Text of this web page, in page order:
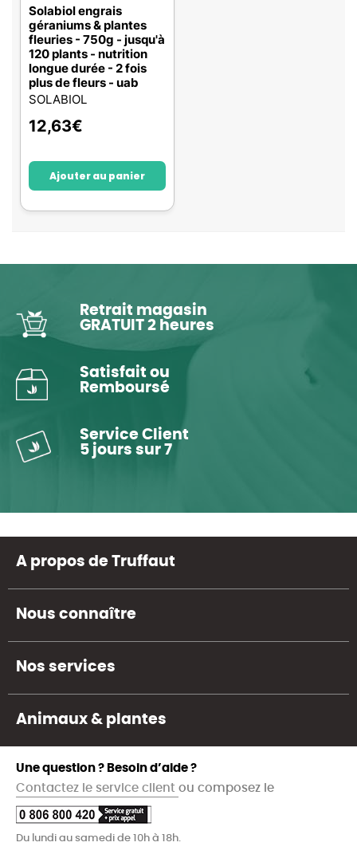
Solabiol engrais
géraniums & plantes
fleuries - 750g - jusqu'à
120 plants - nutrition
longue durée - 2 fois
plus de fleurs - uab
SOLABIOL
12,63€
Ajouter au panier
Retrait magasin
GRATUIT 2 heures
Satisfait ou
Remboursé
Service Client
5 jours sur 7
A propos de Truffaut
Nous connaître
Nos services
Animaux & plantes
Une question ? Besoin d’aide ?
Contactez le service client ou composez le
Du lundi au samedi de 10h à 18h.